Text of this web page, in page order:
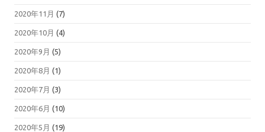
2020年11月 (7)
2020年10月 (4)
2020年9月 (5)
2020年8月 (1)
2020年7月 (3)
2020年6月 (10)
2020年5月 (19)